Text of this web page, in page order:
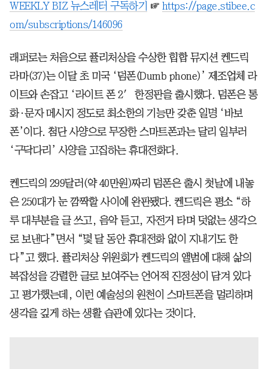
WEEKLY BIZ 뉴스레터 구독하기 ☞ https://page.stibee.c
om/subscriptions/146096
래퍼로는 처음으로 퓰리처상을 수상한 힙합 뮤지션 켄드릭
라마(37)는 이달 초 미국 ‘덤폰(Dumb phone)’ 제조업체 라
이트와 손잡고 ‘라이트 폰 2′ 한정판을 출시했다. 덤폰은 통
화·문자 메시지 정도로 최소한의 기능만 갖춘 일명 ‘바보
폰’이다. 첨단 사양으로 무장한 스마트폰과는 달리 일부러
‘구닥다리’ 사양을 고집하는 휴대전화다.
켄드릭의 299달러(약 40만원)짜리 덤폰은 출시 첫날에 내놓
은 250대가 눈 깜짝할 사이에 완판됐다. 켄드릭은 평소 “하
루 대부분을 글 쓰고, 음악 듣고, 자전거 타며 덧없는 생각으
로 보낸다”면서 “몇 달 동안 휴대전화 없이 지내기도 한
다”고 했다. 퓰리처상 위원회가 켄드릭의 앨범에 대해 삶의
복잡성을 강렬한 글로 보여주는 언어적 진정성이 담겨 있다
고 평가했는데, 이런 예술성의 원천이 스마트폰을 멀리하며
생각을 깊게 하는 생활 습관에 있다는 것이다.